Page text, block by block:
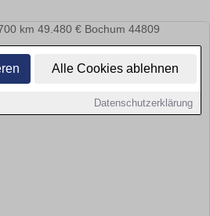
Alle Cookies ablehnen
Datenschutzerklärung